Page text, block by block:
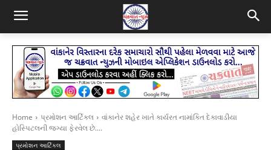
Home પ્રમોશન આર્ટિકલ
વાંકાનેર શહેર ખાતે કાર્યરત નામાંકિત દેકાવાડીયા
હોસ્પિટલની જગ્યા ફેરવેલ છે....
પ્રમોશન આર્ટિકલ